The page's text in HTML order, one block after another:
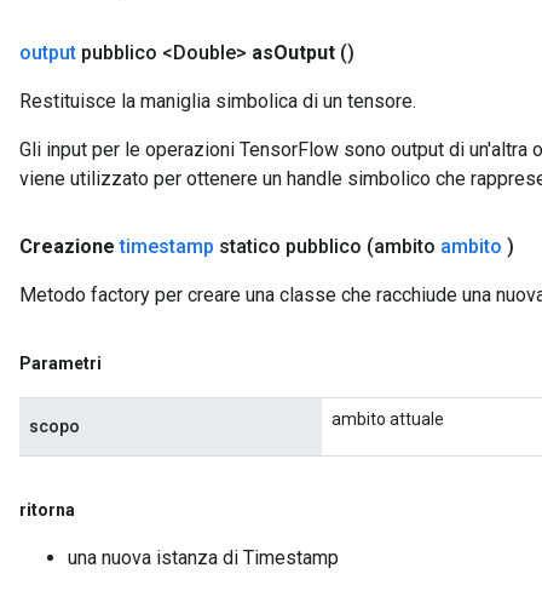
output pubblico <Double> asOutput ()
Restituisce la maniglia simbolica di un tensore.
Gli input per le operazioni TensorFlow sono output di un'altra
viene utilizzato per ottenere un handle simbolico che
Creazione timestamp statico pubblico (ambito ambito )
Metodo factory per creare una classe che racchiude una
Parametri
scopo ambito attuale
ritorna
una nuova istanza di Timestamp